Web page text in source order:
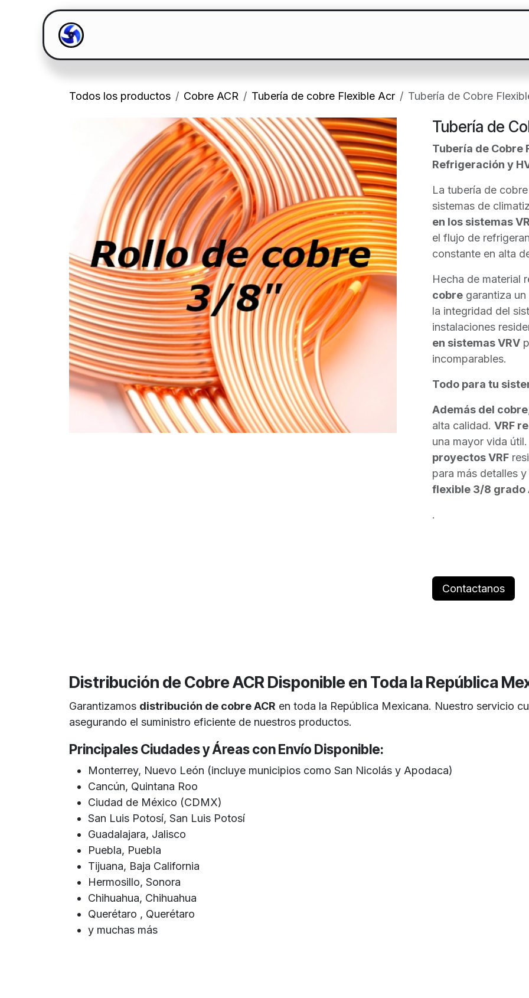
Ir al contenido
Todos los productos Cobre ACR Tubería de cobre Flexible Acr Tubería de Cobre
Tubería de
Tubería de Cobre
Refrigeración y
La tubería de
sistemas de
en los sistemas
el flujo de
constante en alta
Hecha de material
cobre garantiza
la integridad del
instalaciones
en sistemas VRV
incomparables.
Todo para tu
Además del cobre
alta calidad. VRF
una mayor vida
proyectos VRF
para más detalles
flexible 3/8 grado
.
Contactanos
Distribución de Cobre ACR Disponible en Toda la República
Garantizamos distribución de cobre ACR en toda la República Mexicana. Nuestro servicio
asegurando el suministro eficiente de nuestros productos.
Principales Ciudades y Áreas con Envío Disponible:
Monterrey, Nuevo León (incluye municipios como San Nicolás y Apodaca)
Cancún, Quintana Roo
Ciudad de México (CDMX)
San Luis Potosí, San Luis Potosí
Guadalajara, Jalisco
Puebla, Puebla
Tijuana, Baja California
Hermosillo, Sonora
Chihuahua, Chihuahua
Querétaro , Querétaro
y muchas más